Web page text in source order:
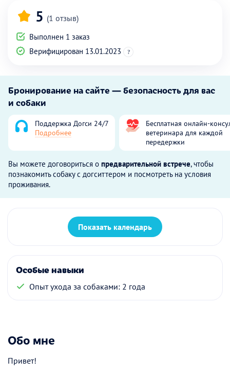
5 (1 отзыв)
Выполнен 1 заказ
Верифицирован 13.01.2023
?
Бронирование на сайте — безопасность для вас
и собаки
Поддержка Догси 24/7
Подробнее
Бесплатная онлайн-
ветеринара для каждой
передержки
Вы можете договориться о предварительной встрече, чтобы
познакомить собаку с догситтером и посмотреть на условия
проживания.
Показать календарь
Особые навыки
Опыт ухода за собаками: 2 года
Обо мне
Привет!